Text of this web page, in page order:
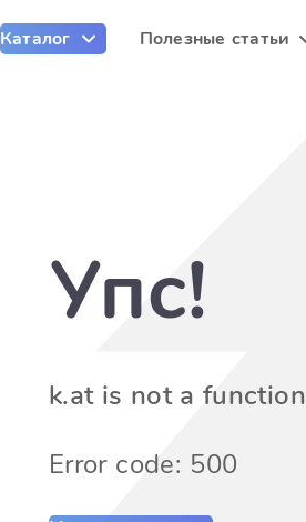
Каталог Полезные статьи
Упс!
k.at is not a function
Error code: 500